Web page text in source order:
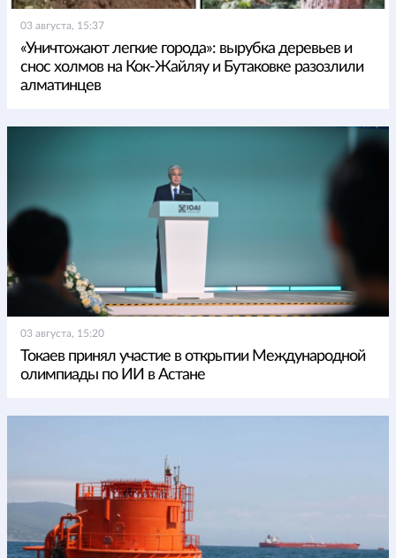
03 августа, 15:37
«Уничтожают легкие города»: вырубка деревьев и
снос холмов на Кок-Жайляу и Бутаковке разозлили
алматинцев
03 августа, 15:20
Токаев принял участие в открытии Международной
олимпиады по ИИ в Астане